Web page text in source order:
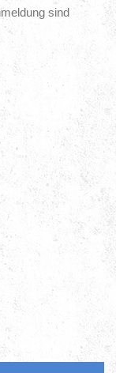
sind